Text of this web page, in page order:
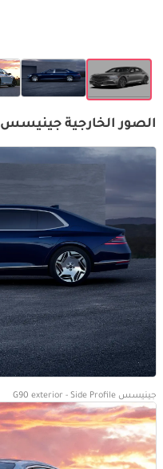
الصور الخارجية جينيسس G90
جينيسس G90 exterior - Side Profile